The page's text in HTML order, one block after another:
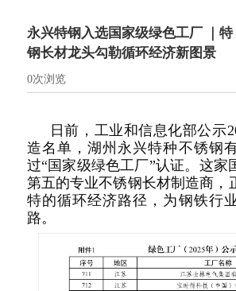
永兴特钢入选国家级绿色工厂 ｜特
钢长材龙头勾勒循环经济新图景
0次浏览
日前，工业和信息化部公示
造名单，湖州永兴特种不锈钢
过“国家级绿色工厂”认证。这家
第五的专业不锈钢长材制造商，
特的循环经济路径，为钢铁行
路。